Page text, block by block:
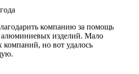
компанию за помощь
алюминиевых изделий. Мало
компаний, но вот удалось